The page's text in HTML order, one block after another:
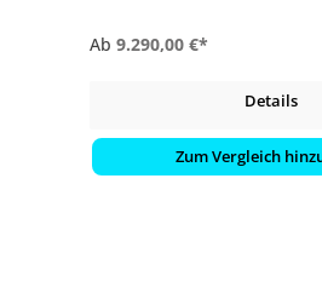
Ab 9.290,00 €*
Details
Zum Vergleich